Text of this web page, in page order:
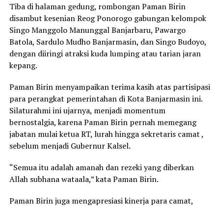
Tiba di halaman gedung, rombongan Paman Birin
disambut kesenian Reog Ponorogo gabungan kelompok
Singo Manggolo Manunggal Banjarbaru, Pawargo
Batola, Sardulo Mudho Banjarmasin, dan Singo Budoyo,
dengan diiringi atraksi kuda lumping atau tarian jaran
kepang.
Paman Birin menyampaikan terima kasih atas partisipasi
para perangkat pemerintahan di Kota Banjarmasin ini.
Silaturahmi ini ujarnya, menjadi momentum
bernostalgia, karena Paman Birin pernah memegang
jabatan mulai ketua RT, lurah hingga sekretaris camat ,
sebelum menjadi Gubernur Kalsel.
“Semua itu adalah amanah dan rezeki yang diberkan
Allah subhana wataala,” kata Paman Birin.
Paman Birin juga mengapresiasi kinerja para camat,